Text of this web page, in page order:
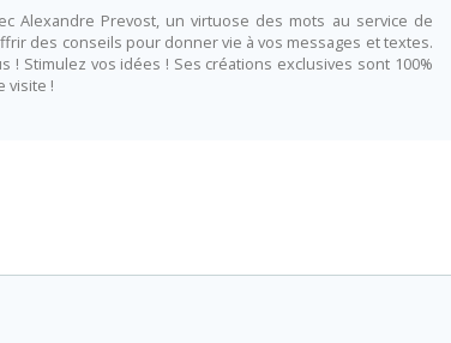
Alexandre Prevost, un virtuose des mots au service de
des conseils pour donner vie à vos messages et textes.
! Stimulez vos idées ! Ses créations exclusives sont 100%
visite !